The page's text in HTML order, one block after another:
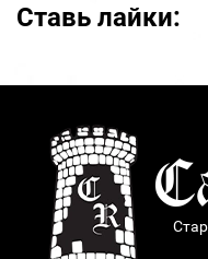
Ставь лайки: